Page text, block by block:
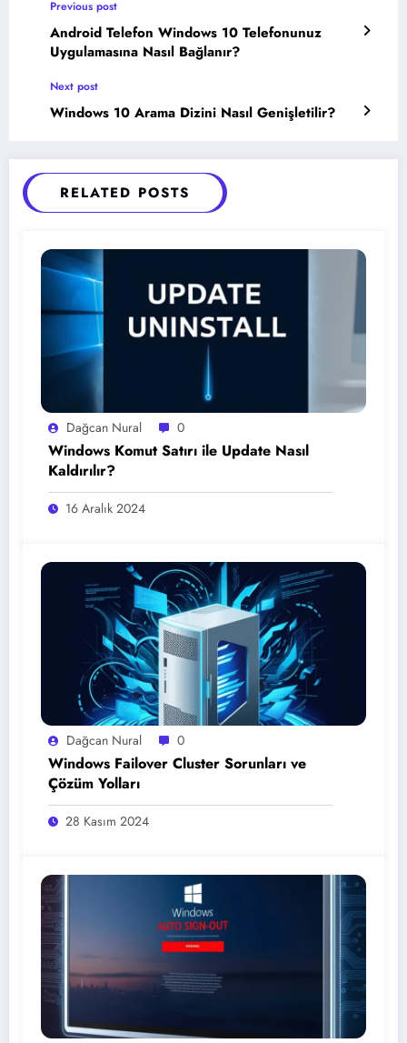
Previous post
Android Telefon Windows 10 Telefonunuz
Uygulamasına Nasıl Bağlanır?
Next post
Windows 10 Arama Dizini Nasıl Genişletilir?
RELATED POSTS
Dağcan Nural 0
Windows Komut Satırı ile Update Nasıl
Kaldırılır?
16 Aralık 2024
Dağcan Nural 0
Windows Failover Cluster Sorunları ve
Çözüm Yolları
28 Kasım 2024